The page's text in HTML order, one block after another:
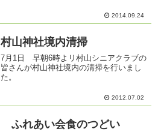
2014.09.24
村山神社境内清掃
7月1日 早朝6時よリ村山シニアクラブの
皆さんが村山神社境内の清掃を行いまし
た。
2012.07.02
ふれあい会食のつどい